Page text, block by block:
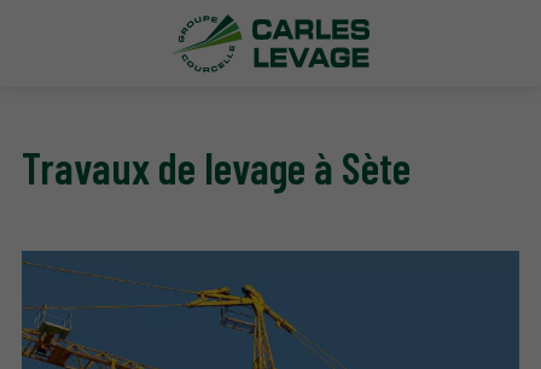
Travaux de levage à Sète